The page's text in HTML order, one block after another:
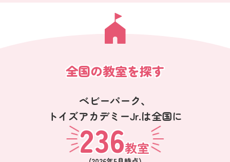
全国の教室を探す
ベビーパーク、
トイズアカデミーJr.は全国に
236教室